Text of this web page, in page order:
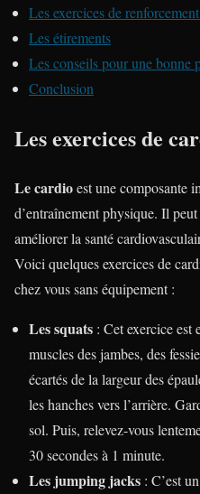
Les exercices de
Les étirements
Les conseils pour une bonne
Conclusion
Les exercices de
Le cardioest une composante
d’entraînement physique. Il
améliorer la santé
Voici quelques exercices de
chez vous sans équipement :
Les squats : Cet exercice est
muscles des jambes, des
écartés de la largeur des
les hanches vers l’arrière.
sol. Puis, relevez-vous
30 secondes à 1 minute.
Les jumping jacks : C’est